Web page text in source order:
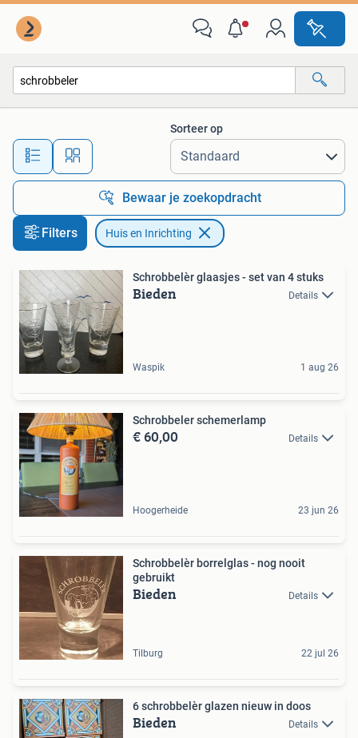
Alle afstanden…
Sorteer op
Bewaar je zoekopdracht
Filters Huis en Inrichting
Schrobbelèr glaasjes - set van 4 stuks
Bieden Details
Waspik 1 aug 26
Schrobbeler schemerlamp
€ 60,00 Details
Hoogerheide 23 jun 26
Schrobbelèr borrelglas - nog nooit
gebruikt
Bieden Details
Tilburg 22 jul 26
6 schrobbelèr glazen nieuw in doos
Bieden Details